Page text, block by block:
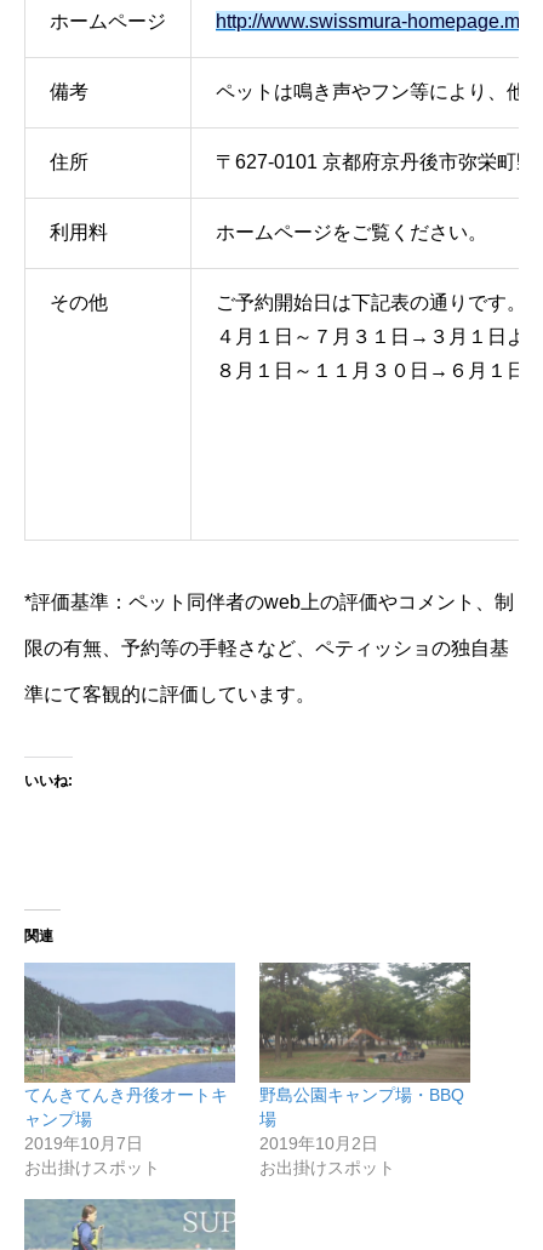
ホームページ http://www.swissmura-
備考 ペットは鳴き声やフン等により、他
住所 〒627-0101 京都府京丹後市弥栄町野
利用料 ホームページをご覧ください。
その他
ご予約開始日は下記表の通りです。
４月１日～７月３１日→３月１日よ
８月１日～１１月３０日→６月１日
*評価基準：ペット同伴者のweb上の評価やコメント、制
限の有無、予約等の手軽さなど、ペティッショの独自基
準にて客観的に評価しています。
いいね:
関連
てんきてんき丹後オートキ
ャンプ場
2019年10月7日
お出掛けスポット
野島公園キャンプ場・BBQ
場
2019年10月2日
お出掛けスポット